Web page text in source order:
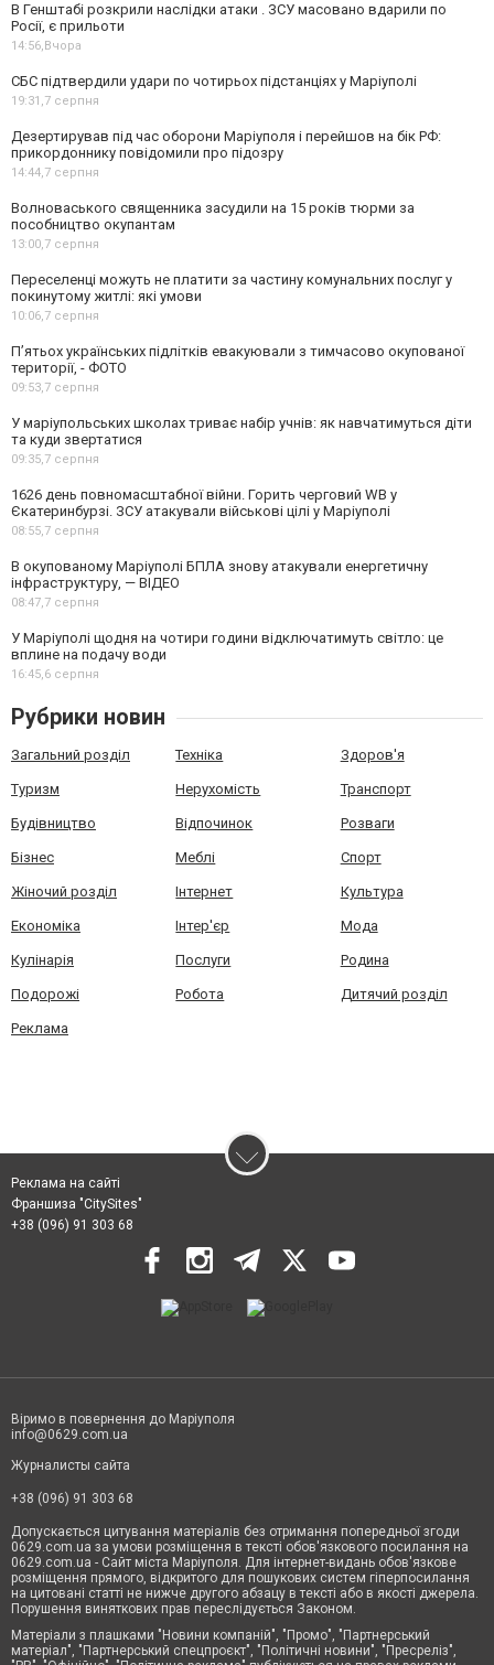
В Генштабі розкрили наслідки атаки . ЗСУ масовано вдарили по
Росії, є прильоти
14:56,Вчора
СБС підтвердили удари по чотирьох підстанціях у Маріуполі
19:31,7 серпня
Дезертирував під час оборони Маріуполя і перейшов на бік РФ:
прикордоннику повідомили про підозру
14:44,7 серпня
Волноваського священника засудили на 15 років тюрми за
пособництво окупантам
13:00,7 серпня
Переселенці можуть не платити за частину комунальних послуг у
покинутому житлі: які умови
10:06,7 серпня
П’ятьох українських підлітків евакуювали з тимчасово окупованої
території, - ФОТО
09:53,7 серпня
У маріупольських школах триває набір учнів: як навчатимуться діти
та куди звертатися
09:35,7 серпня
1626 день повномасштабної війни. Горить черговий WB у
Єкатеринбурзі. ЗСУ атакували військові цілі у Маріуполі
08:55,7 серпня
В окупованому Маріуполі БПЛА знову атакували енергетичну
інфраструктуру, — ВІДЕО
08:47,7 серпня
У Маріуполі щодня на чотири години відключатимуть світло: це
вплине на подачу води
16:45,6 серпня
Рубрики новин
Загальний розділ Техніка Здоров'я
Туризм Нерухомість Транспорт
Будівництво Відпочинок Розваги
Бізнес Меблі Спорт
Жіночий розділ Інтернет Культура
Економіка Інтер'єр Мода
Кулінарія Послуги Родина
Подорожі Робота Дитячий розділ
Реклама
Реклама на сайті
Франшиза "CitySites"
+38 (096) 91 303 68
Віримо в повернення до Маріуполя
info@0629.com.ua
Журналисты сайта
+38 (096) 91 303 68
Допускається цитування матеріалів без отримання попередньої згоди
0629.com.ua за умови розміщення в тексті обов'язкового посилання на
0629.com.ua - Сайт міста Маріуполя. Для інтернет-видань обов'язкове
розміщення прямого, відкритого для пошукових систем гіперпосилання
на цитовані статті не нижче другого абзацу в тексті або в якості джерела.
Порушення виняткових прав переслідується Законом.
Матеріали з плашками "Новини компаній", "Промо", "Партнерський
матеріал", "Партнерський спецпроєкт", "Політичні новини", "Пресреліз",